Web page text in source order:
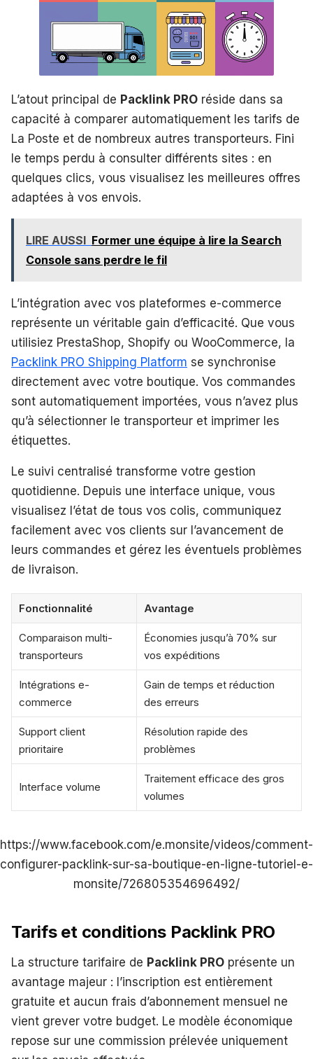
L’atout principal de Packlink PRO réside dans sa
capacité à comparer automatiquement les tarifs de
La Poste et de nombreux autres transporteurs. Fini
le temps perdu à consulter différents sites : en
quelques clics, vous visualisez les meilleures offres
adaptées à vos envois.
LIRE AUSSI Former une équipe à lire la Search
Console sans perdre le fil
L’intégration avec vos plateformes e-commerce
représente un véritable gain d’efficacité. Que vous
utilisiez PrestaShop, Shopify ou WooCommerce, la
Packlink PRO Shipping Platform se synchronise
directement avec votre boutique. Vos commandes
sont automatiquement importées, vous n’avez plus
qu’à sélectionner le transporteur et imprimer les
étiquettes.
Le suivi centralisé transforme votre gestion
quotidienne. Depuis une interface unique, vous
visualisez l’état de tous vos colis, communiquez
facilement avec vos clients sur l’avancement de
leurs commandes et gérez les éventuels problèmes
de livraison.
Fonctionnalité Avantage
Comparaison multi-
transporteurs
Économies jusqu’à 70% sur
vos expéditions
Intégrations e-
commerce
Gain de temps et réduction
des erreurs
Support client
prioritaire
Résolution rapide des
problèmes
Interface volume
Traitement efficace des gros
volumes
https://www.facebook.com/e.monsite/videos/comment-
configurer-packlink-sur-sa-boutique-en-ligne-tutoriel-e-
monsite/726805354696492/
Tarifs et conditions Packlink PRO
La structure tarifaire de Packlink PRO présente un
avantage majeur : l’inscription est entièrement
gratuite et aucun frais d’abonnement mensuel ne
vient grever votre budget. Le modèle économique
repose sur une commission prélevée uniquement